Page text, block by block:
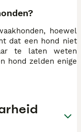
hoewel
dat een hond niet
te laten weten
hond zelden enige